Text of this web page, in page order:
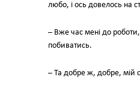
любо, і ось довелось на
– Вже час мені до
побиватись.
– Та добре ж, добре, мій